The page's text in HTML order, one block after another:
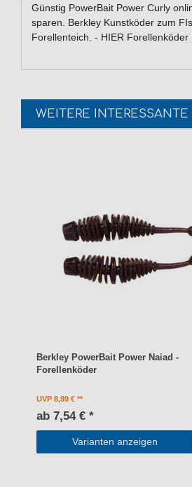
Günstig PowerBait Power Curly
sparen. Berkley Kunstköder zum
Forellenteich. - HIER Forellenköder
WEITERE INTERESSANTE
Berkley PowerBait Power Naiad -
Forellenköder
UVP 8,99 €
ab 7,54 € *
Varianten anzeigen